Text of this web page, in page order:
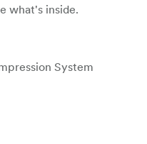
what's inside.
System